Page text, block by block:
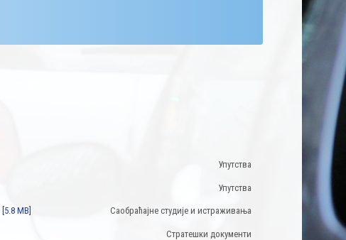
Упутства
Упутства
[5.8 MB] Саобраћајне студије и истраживања
Стратешки документи